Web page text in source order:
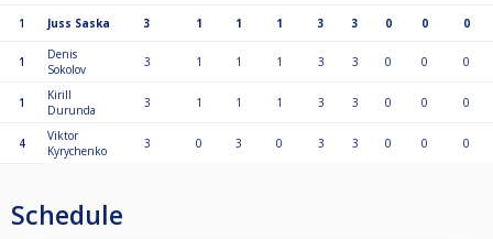
1 Juss Saska 3 1 1 1 3 3 0 0 0
1
Denis
Sokolov
3 1 1 1 3 3 0 0 0
1
Kirill
Durunda
3 1 1 1 3 3 0 0 0
4
Viktor
Kyrychenko
3 0 3 0 3 3 0 0 0
Schedule